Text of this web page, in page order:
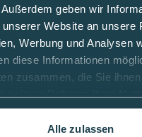
geben wir
unserer Website an unsere
Werbung und Analysen
diese Informationen
zusammen, die Sie
Alle zulassen
Jetzt Fan werden!